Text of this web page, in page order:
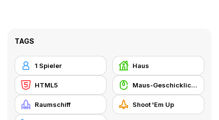
TAGS
1 Spieler Haus
HTML5 Maus-Geschicklichkeit
Raumschiff Shoot 'Em Up